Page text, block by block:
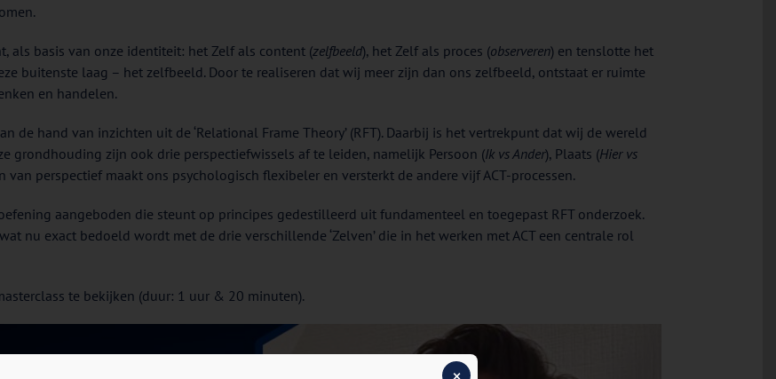
als basis van onze identiteit: het Zelf als content (zelfbeeld), het Zelf als proces (observeren) en tenslotte het
buitenste laag – het zelfbeeld. Door te realiseren dat wij meer zijn dan ons zelfbeeld, ontstaat er ruimte
en handelen.
de hand van inzichten uit de ‘Relational Frame Theory’ (RFT). Daarbij is het vertrekpunt dat wij de wereld
grondhouding zijn ook drie perspectiefwissels af te leiden, namelijk Persoon (Ik vs Ander), Plaats (Hier vs
van perspectief maakt ons psychologisch flexibeler en versterkt de andere vijf ACT-processen.
aangeboden die steunt op principes gedestilleerd uit fundamenteel en toegepast RFT onderzoek.
nu exact bedoeld wordt met de drie verschillende ‘Zelven’ die in het werken met ACT een centrale rol
te bekijken (duur: 1 uur & 20 minuten).